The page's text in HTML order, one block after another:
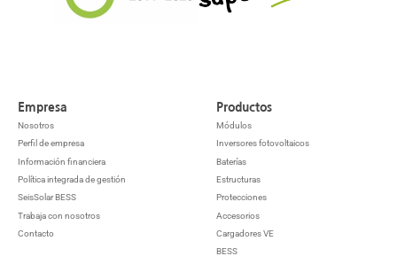
Empresa
Nosotros
Perfil de empresa
Información financiera
Política integrada de gestión
SeisSolar BESS
Trabaja con nosotros
Contacto
Productos
Módulos
Inversores fotovoltaicos
Baterías
Estructuras
Protecciones
Accesorios
Cargadores VE
BESS